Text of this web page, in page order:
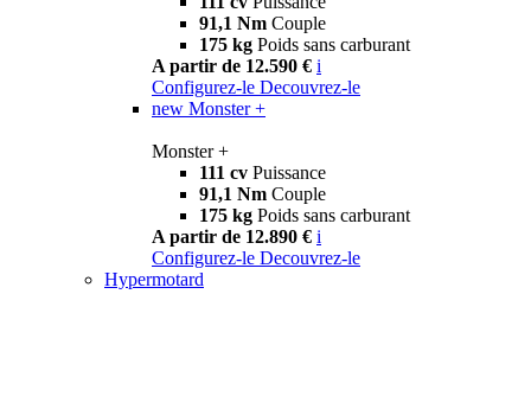
91,1 Nm Couple
175 kg Poids sans carburant
A partir de 12.590 € i
Configurez-le Decouvrez-le
new Monster +
Monster +
111 cv Puissance
91,1 Nm Couple
175 kg Poids sans carburant
A partir de 12.890 € i
Configurez-le Decouvrez-le
Hypermotard